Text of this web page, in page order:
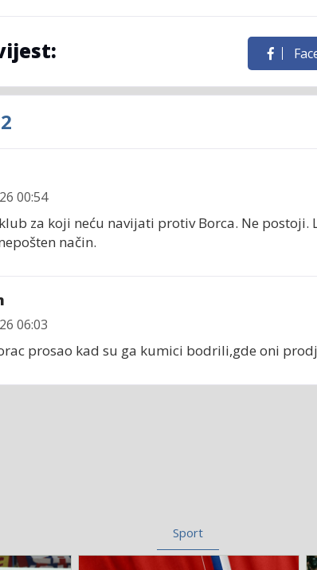
2
00:54
za koji neću navijati protiv Borca. Ne postoji.
način.
06:03
prosao kad su ga kumici bodrili,gde oni
Sport